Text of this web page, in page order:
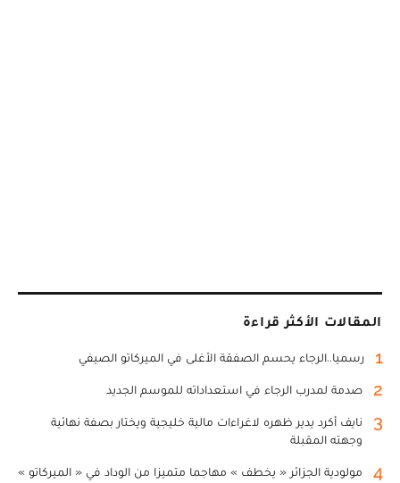
المقالات الأكثر قراءة
1 رسميا..الرجاء يحسم الصفقة الأغلى في الميركاتو الصيفي
2 صدمة لمدرب الرجاء في استعداداته للموسم الجديد
3
نايف أكرد يدير ظهره لاغراءات مالية خليجية ويختار بصفة نهائية
وجهته المقبلة
4 مولودية الجزائر « يخطف » مهاجما متميزا من الوداد في « الميركاتو »